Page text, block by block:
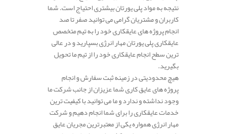
نتیجه به مواد پلی یورتان بیشتری احتیاج است. شما
کاربران و مشتریان گرامی می توانید صفر تا صد
انجام پروژه های عایقکاری خود را به تیم متخصص
عایقکاری پلی یورتان مهار انرژی بسپارید و در عالی
ترین سطح انجام عایقکاری خود را از تیم ما تحویل
بگیرید.
هیچ محدودیتی در زمینه ثبت سفارش و انجام
پروژه های عایق کاری شما عزیزان از جانب شرکت ما
وجود نداشته و ندارد و ما می توانید با کیفیت ترین
خدمات عایقکاری را برای شما انجام دهیم و شرکت
مهار انرژی همواره یکی از معتبرترین مجریان عایق